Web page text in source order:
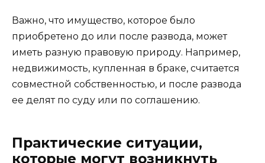
Важно, что имущество, которое было
приобретено до или после развода, может
иметь разную правовую природу. Например,
недвижимость, купленная в браке, считается
совместной собственностью, и после развода
ее делят по суду или по соглашению.
Практические ситуации,
которые могут возникнуть